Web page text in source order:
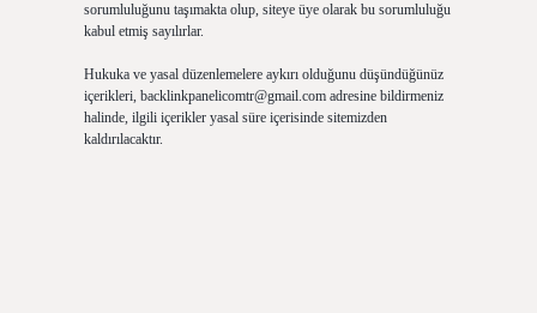
sorumluluğunu taşımakta olup, siteye üye olarak bu sorumluluğu
kabul etmiş sayılırlar.
Hukuka ve yasal düzenlemelere aykırı olduğunu düşündüğünüz
içerikleri, backlinkpanelicomtr@gmail.comadresine bildirmeniz
halinde, ilgili içerikler yasal süre içerisinde sitemizden
kaldırılacaktır.